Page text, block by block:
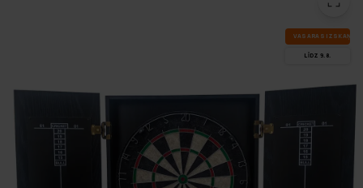
VA­SA­RAS IZ­SKA­ŅA
LĪDZ 9.8.